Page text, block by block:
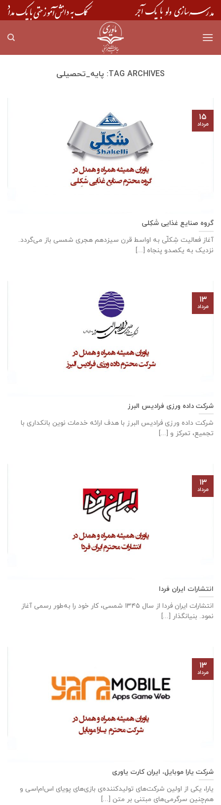
Skip
to
TAG ARCHIVES: پایه_تحصیلی
گروه صنایع غذایی شَکِلی
آغاز فعالیت شِکلّی به اواسط قرن سیزدهم هجری شمسی باز می‌گردد.
نزدیک به یکصدو پنجاه [...]
۱۵
مرداد
شرکت داده ورزی فرادیس البرز
شرکت داده ‌ورزی فرادیس البرز با هدف ارائه خدمات نوین بانکداری با
تجمیع، تمرکز و [...]
۱۳
مرداد
انتشارات ایران فردا
انتشارات ایران‌ فردا از سال ۱۳۴۵ شمسی، کار خود را به‌طور رسمی آغاز
نمود. بنیانگذار [...]
۱۳
مرداد
شرکت یارا موبایل، ایران کارت یاوری
یارا، یکی از اولین شرکت‌های تولیدکننده‌ی بازی‌های پویای اس‌ام‌اسی و
هم‌چنین سرگرمی‌های مبتنی بر متن [...]
۱۳
مرداد